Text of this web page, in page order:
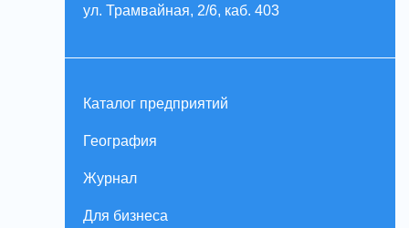
ул. Трамвайная, 2/6, каб. 403
Каталог предприятий
География
Журнал
Для бизнеса